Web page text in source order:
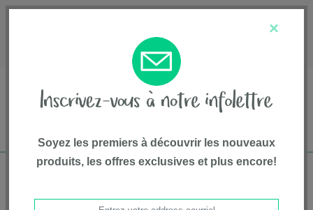
1-800-667-8184
de 75$*
×
Soyez les premiers à découvrir les nouveaux
produits, les offres exclusives et plus encore!